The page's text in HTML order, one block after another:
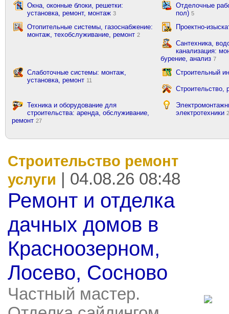
Окна, оконные блоки, решетки:
установка, ремонт, монтаж 3
Отделочные
пол) 5
Отопительные системы, газоснабжение:
монтаж, техобслуживание, ремонт 2
Проектно-
Сантехника,
канализация:
бурение, анализ 7
Слаботочные системы: монтаж,
установка, ремонт 11
Строительный
Строительство,
Техника и оборудование для
строительства: аренда, обслуживание,
ремонт 27
электротехники
Строительство ремонт
услуги
| 04.08.26 08:48
Ремонт и отделка
дачных домов в
Красноозерном,
Лосево, Сосново
Частный мастер.